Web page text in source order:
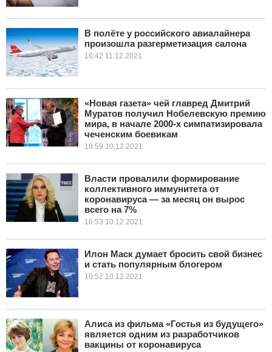
В полёте у российского авиалайнера
произошла разгерметизация салона
16:42 11.12.2021
«Новая газета» чей главред Дмитрий
Муратов получил Нобелевскую премию
мира, в начале 2000-х симпатизировала
чеченским боевикам
18:59 10.12.2021
Власти провалили формирование
коллективного иммунитета от
коронавируса — за месяц он вырос
всего на 7%
16:53 10.12.2021
Илон Маск думает бросить свой бизнес
и стать популярным блогером
10:52 10.12.2021
Алиса из фильма «Гостья из будущего»
является одним из разработчиков
вакцины от коронавируса